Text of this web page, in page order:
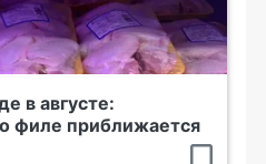
в августе:
филе приближается